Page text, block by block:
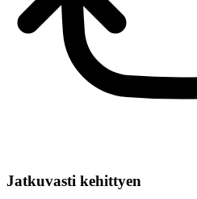
Jatkuvasti kehittyen